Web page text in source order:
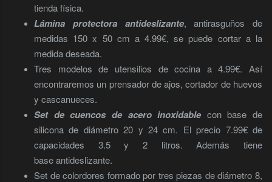
tienda física.
Lámina protectora antideslizante, antirasguños de
medidas 150 x 50 cm a 4.99€, se puede cortar a la
medida deseada.
Tres modelos de utensilios de cocina a 4.99€. Así
encontraremos un prensador de ajos, cortador de huevos
y cascanueces.
Set de cuencos de acero inoxidablecon base de
silicona de diámetro 20 y 24 cm. El precio 7.99€ de
capacidades 3.5 y 2 litros. Además tiene
base antideslizante.
Set de colordores formado por tres piezas de diámetro 8,